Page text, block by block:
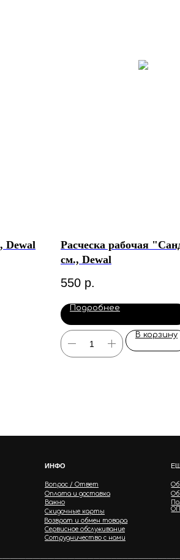
Dewal
Расческа рабочая
см., Dewal
550 р.
Подробнее
В корзину
Вопрос / Ответ
Об
Оплата и доставка
Важно
Скидочные карты
Возврат и обмен товара
Сервисное обслуживание
Сотрудничество с нами
ИНФО